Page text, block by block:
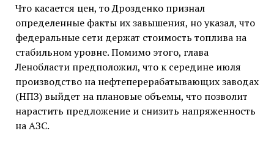
Что касается цен, то Дрозденко признал
определенные факты их завышения, но указал, что
федеральные сети держат стоимость топлива на
стабильном уровне. Помимо этого, глава
Ленобласти предположил, что к середине июля
производство на нефтеперерабатывающих заводах
(НПЗ) выйдет на плановые объемы, что позволит
нарастить предложение и снизить напряженность
на АЗС.